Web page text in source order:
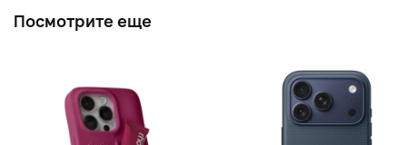
Посмотрите еще